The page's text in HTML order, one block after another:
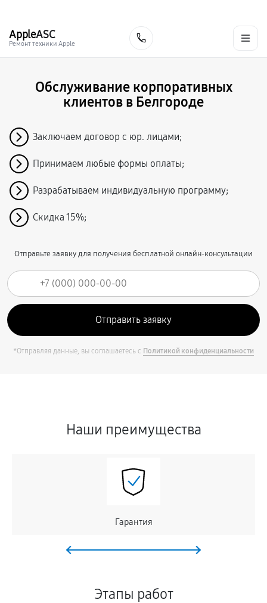
AppleASC
Ремонт техники Apple
Обслуживание корпоративных
клиентов в Белгороде
Заключаем договор с юр. лицами;
Принимаем любые формы оплаты;
Разрабатываем индивидуальную программу;
Скидка 15%;
Отправьте заявку для получения бесплатной онлайн-консультации
*Отправляя данные, вы соглашаетесь с Политикой конфиденциальности
Наши преимущества
Гарантия
Этапы работ